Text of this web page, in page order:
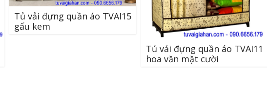
Tủ vải đựng quần áo TVAI15
gấu kem
Tủ vải đựng quần áo TVAI11
hoa văn mặt cười